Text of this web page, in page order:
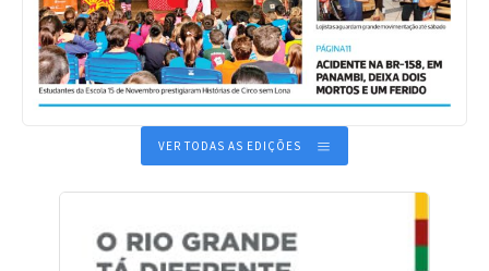
VER TODAS AS EDIÇÕES